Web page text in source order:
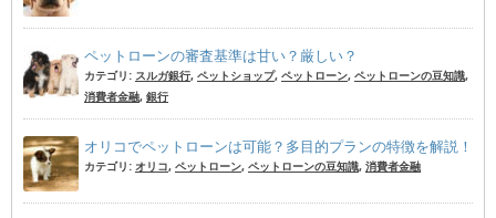
ペットローンの審査基準は甘い？厳しい？
カテゴリ: スルガ銀行, ペットショップ, ペットローン, ペットローンの豆知識,
消費者金融, 銀行
オリコでペットローンは可能？多目的プランの特徴を解説！
カテゴリ: オリコ, ペットローン, ペットローンの豆知識, 消費者金融